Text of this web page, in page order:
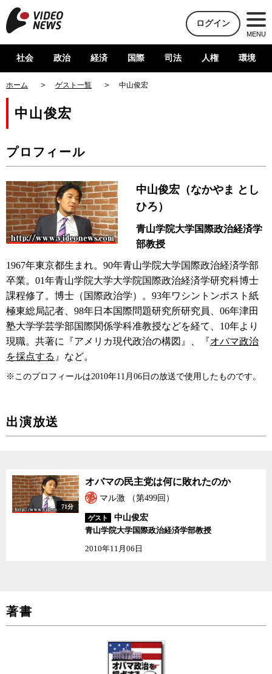
ログイン
MENU
社会 政治 経済 国際 司法 人権 環境
ホーム ゲスト一覧 中山俊宏
中山俊宏
プロフィール
中山俊宏（なかやま とし
ひろ）
青山学院大学国際政治経済学
部教授
1967年東京都生まれ。90年青山学院大学国際政治経済学部
卒業。01年青山学院大学大学院国際政治経済学研究科博士
課程修了。博士（国際政治学）。93年ワシントンポスト紙
極東総局記者、98年日本国際問題研究所研究員、06年津田
塾大学学芸学部国際関係学科准教授などを経て、10年より
現職。共著に『アメリカ現代政治の構図』、『オバマ政治
を採点する 』など。
※このプロフィールは2010年11月06日の放送で使用したものです。
出演放送
オバマの民主党は何に敗
れたのか
71分
オバマの民主党は何に敗れたのか
マル激 （第499回）
ゲスト
中山俊宏
青山学院大学国際政治経済学部教授
2010年11月06日
著書